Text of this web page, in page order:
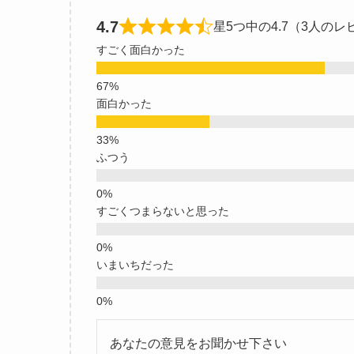
4.7 星5つ中の4.7（3人のレ
すごく面白かった
面白かった
ふつう
すごくつまらないと思った
いまいちだった
あなたの意見をお聞かせ下さい